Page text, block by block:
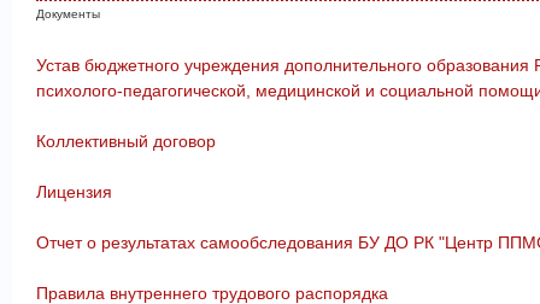
Документы
Устав бюджетного учреждения дополнительного
психолого-педагогической, медицинской и социальной
Коллективный договор
Лицензия
Отчет о результатах самообследования БУ ДО РК "Центр
Правила внутреннего трудового распорядка